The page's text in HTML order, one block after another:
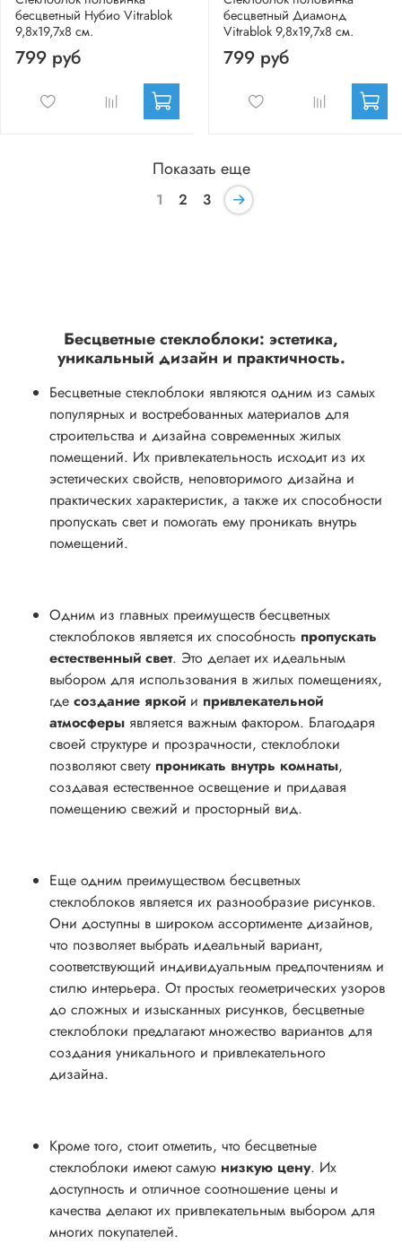
бесцветный Нубио Vitrablok
9,8x19,7x8 см.
799 руб
бесцветный Диамонд
Vitrablok 9,8x19,7x8 см.
799 руб
Показать еще
1 2 3
Бесцветные стеклоблоки: эстетика,
уникальный дизайн и практичность.
Бесцветные стеклоблоки являются одним из самых
популярных и востребованных материалов для
строительства и дизайна современных жилых
помещений. Их привлекательность исходит из их
эстетических свойств, неповторимого дизайна и
практических характеристик, а также их способности
пропускать свет и помогать ему проникать внутрь
помещений.
Одним из главных преимуществ бесцветных
стеклоблоков является их способность пропускать
естественный свет. Это делает их идеальным
выбором для использования в жилых помещениях,
где создание яркой и привлекательной
атмосферы является важным фактором. Благодаря
своей структуре и прозрачности, стеклоблоки
позволяют свету проникать внутрь комнаты,
создавая естественное освещение и придавая
помещению свежий и просторный вид.
Еще одним преимуществом бесцветных
стеклоблоков является их разнообразие рисунков.
Они доступны в широком ассортименте дизайнов,
что позволяет выбрать идеальный вариант,
соответствующий индивидуальным предпочтениям и
стилю интерьера. От простых геометрических узоров
до сложных и изысканных рисунков, бесцветные
стеклоблоки предлагают множество вариантов для
создания уникального и привлекательного
дизайна.
Кроме того, стоит отметить, что бесцветные
стеклоблоки имеют самую низкую цену. Их
доступность и отличное соотношение цены и
качества делают их привлекательным выбором для
многих покупателей.